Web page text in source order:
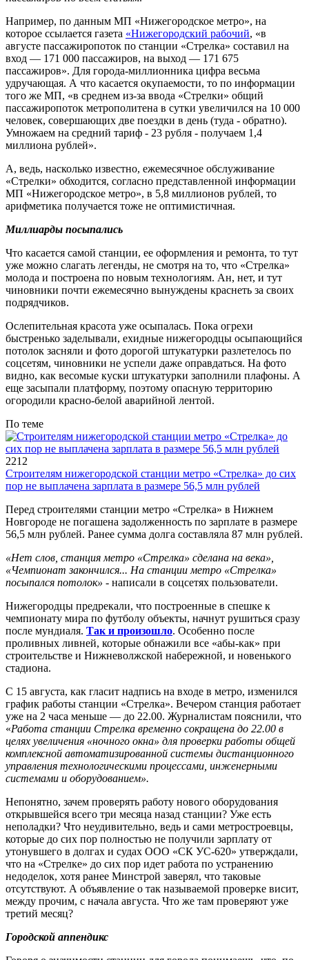
Например, по данным МП «Нижегородское метро», на
которое ссылается газета «Нижегородский рабочий, «в
августе пассажиропоток по станции «Стрелка» составил на
вход — 171 000 пассажиров, на выход — 171 675
пассажиров». Для города-миллионника цифра весьма
удручающая. А что касается окупаемости, то по информации
того же МП, «в среднем из-за ввода «Стрелки» общий
пассажиропоток метрополитена в сутки увеличился на 10 000
человек, совершающих две поездки в день (туда - обратно).
Умножаем на средний тариф - 23 рубля - получаем 1,4
миллиона рублей».
А, ведь, насколько известно, ежемесячное обслуживание
«Стрелки» обходится, согласно представленной информации
МП «Нижегородское метро», в 5,8 миллионов рублей, то
арифметика получается тоже не оптимистичная.
Миллиарды посыпались
Что касается самой станции, ее оформления и ремонта, то тут
уже можно слагать легенды, не смотря на то, что «Стрелка»
молода и построена по новым технологиям. Ан, нет, и тут
чиновники почти ежемесячно вынуждены краснеть за своих
подрядчиков.
Ослепительная красота уже осыпалась. Пока огрехи
быстренько заделывали, ехидные нижегородцы осыпающийся
потолок засняли и фото дорогой штукатурки разлетелось по
соцсетям, чиновники не успели даже оправдаться. На фото
видно, как весомые куски штукатурки заполнили плафоны. А
еще засыпали платформу, поэтому опасную территорию
огородили красно-белой аварийной лентой.
По теме
2212
Строителям нижегородской станции метро «Стрелка» до сих
пор не выплачена зарплата в размере 56,5 млн рублей
Перед строителями станции метро «Стрелка» в Нижнем
Новгороде не погашена задолженность по зарплате в размере
56,5 млн рублей. Ранее сумма долга составляла 87 млн рублей.
«Нет слов, станция метро «Стрелка» сделана на века»,
«Чемпионат закончился... На станции метро «Стрелка»
посыпался потолок» - написали в соцсетях пользователи.
Нижегородцы предрекали, что построенные в спешке к
чемпионату мира по футболу объекты, начнут рушиться сразу
после мундиаля. Так и произошло. Особенно после
проливных ливней, которые обнажили все «абы-как» при
строительстве и Нижневолжской набережной, и новенького
стадиона.
С 15 августа, как гласит надпись на входе в метро, изменился
график работы станции «Стрелка». Вечером станция работает
уже на 2 часа меньше — до 22.00. Журналистам пояснили, что
«Работа станции Стрелка временно сокращена до 22.00 в
целях увеличения «ночного окна» для проверки работы общей
комплексной автоматизированной системы дистанционного
управления технологическими процессами, инженерными
системами и оборудованием».
Непонятно, зачем проверять работу нового оборудования
открывшейся всего три месяца назад станции? Уже есть
неполадки? Что неудивительно, ведь и сами метростроевцы,
которые до сих пор полностью не получили зарплату от
утонувшего в долгах и судах ООО «СК УС-620» утверждали,
что на «Стрелке» до сих пор идет работа по устранению
недоделок, хотя ранее Минстрой заверял, что таковые
отсутствуют. А объявление о так называемой проверке висит,
между прочим, с начала августа. Что же там проверяют уже
третий месяц?
Городской аппендикс